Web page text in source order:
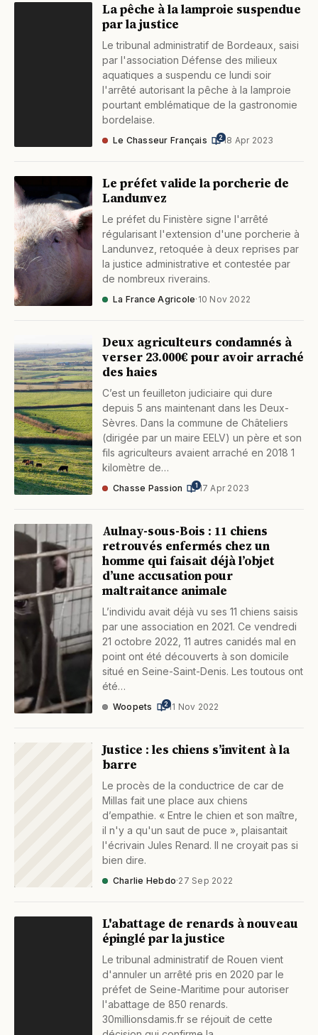
La pêche à la lamproie suspendue
par la justice
Le tribunal administratif de Bordeaux, saisi
par l'association Défense des milieux
aquatiques a suspendu ce lundi soir
l'arrêté autorisant la pêche à la lamproie
pourtant emblématique de la gastronomie
bordelaise.
Le Chasseur Français 2·18 Apr 2023
Le préfet valide la porcherie de
Landunvez
Le préfet du Finistère signe l'arrêté
régularisant l'extension d'une porcherie à
Landunvez, retoquée à deux reprises par
la justice administrative et contestée par
de nombreux riverains.
La France Agricole· 10 Nov 2022
Deux agriculteurs condamnés à
verser 23.000€ pour avoir arraché
des haies
C’est un feuilleton judiciaire qui dure
depuis 5 ans maintenant dans les Deux-
Sèvres. Dans la commune de Châteliers
(dirigée par un maire EELV) un père et son
fils agriculteurs avaient arraché en 2018 1
kilomètre de…
Chasse Passion 1·17 Apr 2023
Aulnay-sous-Bois : 11 chiens
retrouvés enfermés chez un
homme qui faisait déjà l’objet
d’une accusation pour
maltraitance animale
L’individu avait déjà vu ses 11 chiens saisis
par une association en 2021. Ce vendredi
21 octobre 2022, 11 autres canidés mal en
point ont été découverts à son domicile
situé en Seine-Saint-Denis. Les toutous ont
été…
Woopets 2·11 Nov 2022
Justice : les chiens s’invitent à la
barre
Le procès de la conductrice de car de
Millas fait une place aux chiens
d’empathie. « Entre le chien et son maître,
il n'y a qu'un saut de puce », plaisantait
l'écrivain Jules Renard. Il ne croyait pas si
bien dire.
Charlie Hebdo·27 Sep 2022
L'abattage de renards à nouveau
épinglé par la justice
Le tribunal administratif de Rouen vient
d'annuler un arrêté pris en 2020 par le
préfet de Seine-Maritime pour autoriser
l'abattage de 850 renards.
30millionsdamis.fr se réjouit de cette